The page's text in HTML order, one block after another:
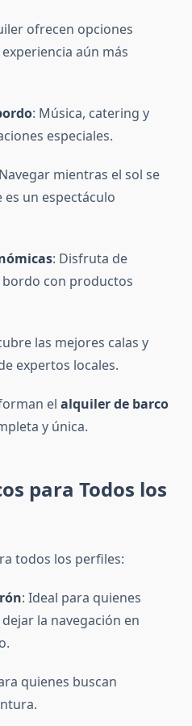
ofrecen opciones
aún más
: Música, catering y
especiales.
mientras el sol se
un espectáculo
: Disfruta de
bordo con productos
las mejores calas y
expertos locales.
el alquiler de barco
y única.
para Todos los
todos los perfiles:
: Ideal para quienes
la navegación en
quienes buscan